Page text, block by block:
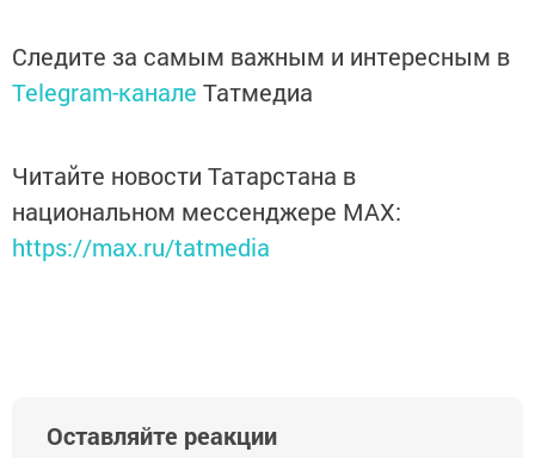
Следите за самым важным и интересным в
Telegram-канале Татмедиа
Читайте новости Татарстана в
национальном мессенджере MАХ:
https://max.ru/tatmedia
Оставляйте реакции